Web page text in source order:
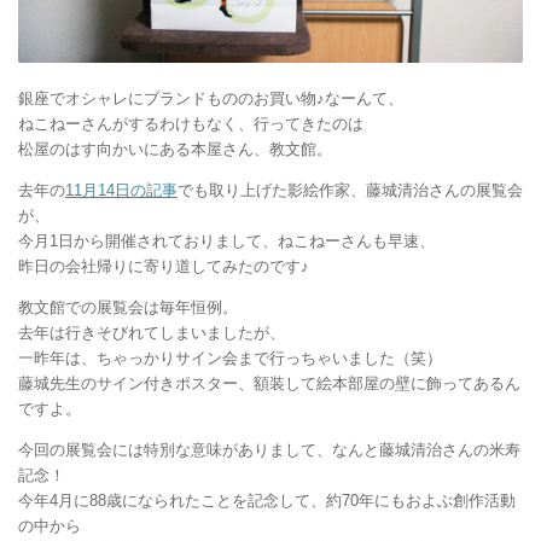
銀座でオシャレにブランドもののお買い物♪なーんて、
ねこねーさんがするわけもなく、行ってきたのは
松屋のはす向かいにある本屋さん、教文館。
去年の11月14日の記事でも取り上げた影絵作家、藤城清治さんの展覧会
が、
今月1日から開催されておりまして、ねこねーさんも早速、
昨日の会社帰りに寄り道してみたのです♪
教文館での展覧会は毎年恒例。
去年は行きそびれてしまいましたが、
一昨年は、ちゃっかりサイン会まで行っちゃいました（笑）
藤城先生のサイン付きポスター、額装して絵本部屋の壁に飾ってあるん
ですよ。
今回の展覧会には特別な意味がありまして、なんと藤城清治さんの米寿
記念！
今年4月に88歳になられたことを記念して、約70年にもおよぶ創作活動
の中から